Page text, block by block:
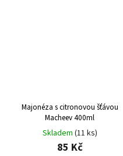
Majonéza s citronovou šťávou
Macheev 400ml
Skladem (11 ks)
85 Kč